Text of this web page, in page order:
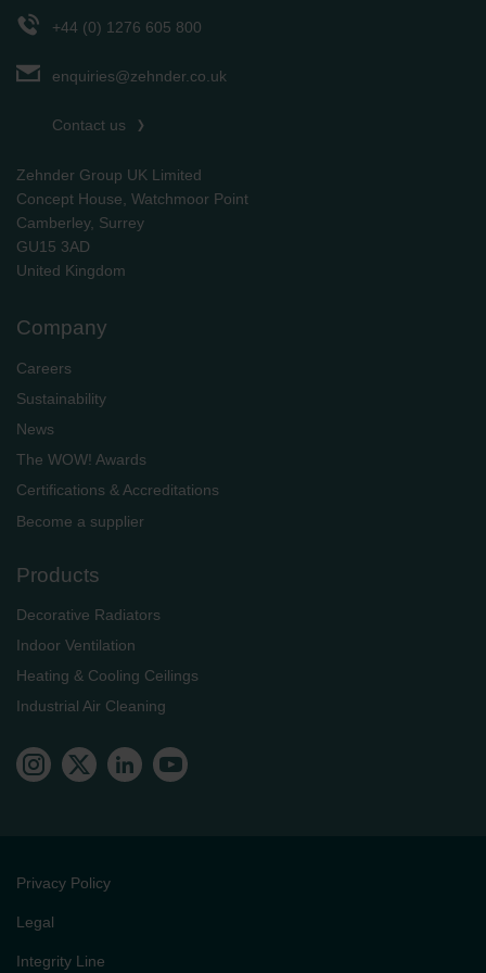
+44 (0) 1276 605 800
enquiries@zehnder.co.uk
Contact us
Zehnder Group UK Limited
Concept House, Watchmoor Point
Camberley, Surrey
GU15 3AD
​​​​​​​United Kingdom
Company
Careers
Sustainability
News
The WOW! Awards
Certifications & Accreditations
Become a supplier
Products
Decorative Radiators
Indoor Ventilation
Heating & Cooling Ceilings
Industrial Air Cleaning
Privacy Policy
Legal
Integrity Line